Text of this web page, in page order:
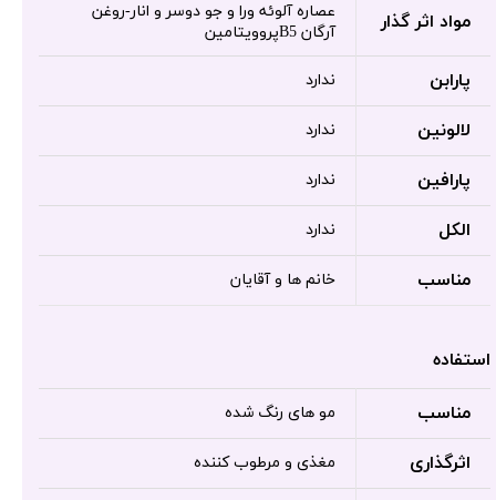
مواد اثر گذار
عصاره آلوئه ورا و جو دوسر و انار-روغن
آرگان B5پروویتامین
پارابن ندارد
لالونین ندارد
پارافین ندارد
الکل ندارد
مناسب خانم ها و آقایان
استفاده
مناسب مو های رنگ شده
اثرگذاری مغذی و مرطوب کننده